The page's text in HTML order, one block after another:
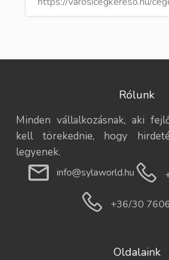
Rólunk
Minden vállalkozásnak, aki
kell törekednie, hogy
legyenek.
info@sylaworld.hu
+36/30
Oldalaink